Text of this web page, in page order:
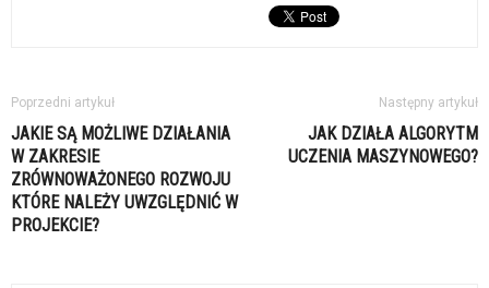
Poprzedni artykuł
JAKIE SĄ MOŻLIWE DZIAŁANIA
W ZAKRESIE
ZRÓWNOWAŻONEGO ROZWOJU
KTÓRE NALEŻY UWZGLĘDNIĆ W
PROJEKCIE?
Następny artykuł
JAK DZIAŁA ALGORYTM
UCZENIA MASZYNOWEGO?